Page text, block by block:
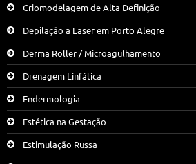
Criomodelagem de Alta Definição
Depilação a Laser em Porto Alegre
Derma Roller / Microagulhamento
Drenagem Linfática
Endermologia
Estética na Gestação
Estimulação Russa